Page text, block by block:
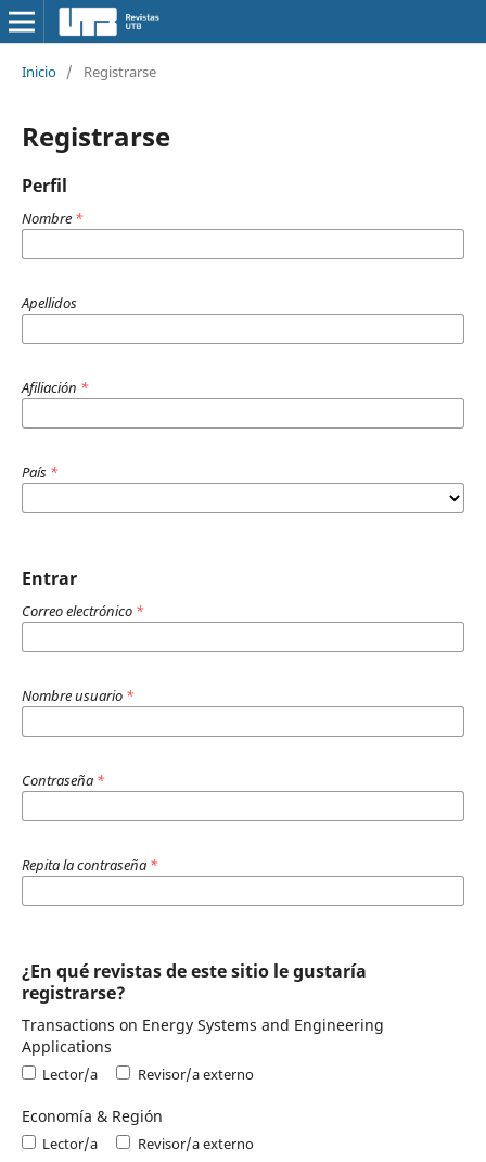
Inicio / Registrarse
Registrarse
Perfil
Nombre *
Apellidos
Afiliación *
País *
Entrar
Correo electrónico *
Nombre usuario *
Contraseña *
Repita la contraseña *
¿En qué revistas de este sitio le gustaría
registrarse?
Transactions on Energy Systems and Engineering
Applications
Lector/a Revisor/a externo
Economía & Región
Lector/a Revisor/a externo